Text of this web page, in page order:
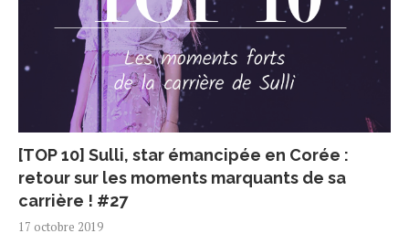
[TOP 10] Sulli, star émancipée en Corée :
retour sur les moments marquants de sa
carrière ! #27
17 octobre 2019